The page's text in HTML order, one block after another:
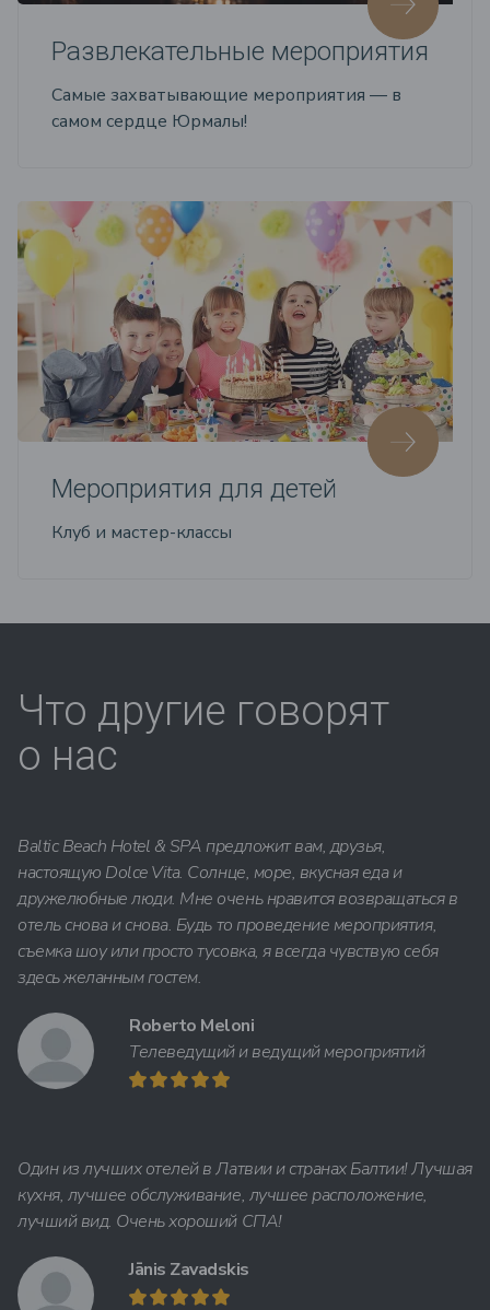
Развлекательные мероприятия
Самые захватывающие мероприятия — в
самом сердце Юрмалы!
Мероприятия для детей
Клуб и мастер-классы
Что другие говорят
о нас
Baltic Beach Hotel & SPA предложит вам, друзья,
настоящую Dolce Vita. Солнце, море, вкусная еда и
дружелюбные люди. Мне очень нравится возвращаться в
отель снова и снова. Будь то проведение мероприятия,
съемка шоу или просто тусовка, я всегда чувствую себя
здесь желанным гостем.
Roberto Meloni
Телеведущий и ведущий мероприятий
Один из лучших отелей в Латвии и странах Балтии! Лучшая
кухня, лучшее обслуживание, лучшее расположение,
лучший вид. Очень хороший СПА!
Jānis Zavadskis